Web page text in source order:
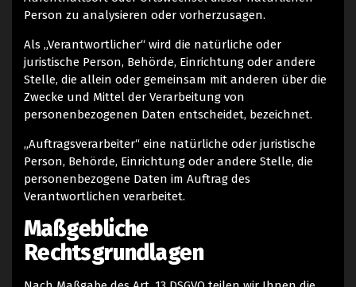
Person zu analysieren oder vorherzusagen.
Als „Verantwortlicher“ wird die natürliche oder
juristische Person, Behörde, Einrichtung oder andere
Stelle, die allein oder gemeinsam mit anderen über die
Zwecke und Mittel der Verarbeitung von
personenbezogenen Daten entscheidet, bezeichnet.
„Auftragsverarbeiter“ eine natürliche oder juristische
Person, Behörde, Einrichtung oder andere Stelle, die
personenbezogene Daten im Auftrag des
Verantwortlichen verarbeitet.
Maßgebliche
Rechtsgrundlagen